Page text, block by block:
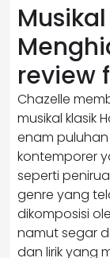
review
Chazelle
musikal klasik
enam
kontemporer
seperti
genre yang
dikomposisi
namut segar
dan lirik yang